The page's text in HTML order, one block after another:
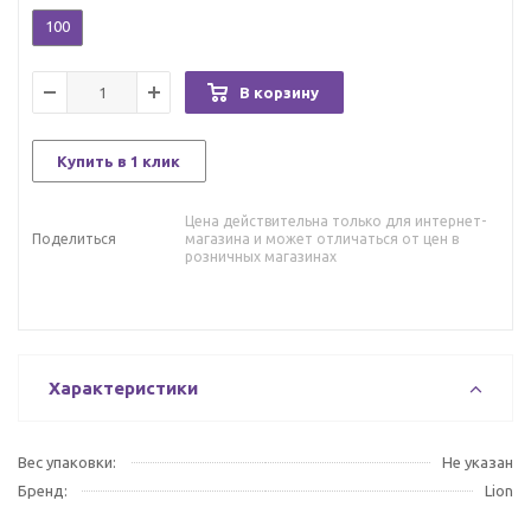
100
В корзину
Купить в 1 клик
Поделиться
Цена действительна только для интернет-
магазина и может отличаться от цен в
розничных магазинах
Характеристики
Вес упаковки:
Не указан
Бренд:
Lion